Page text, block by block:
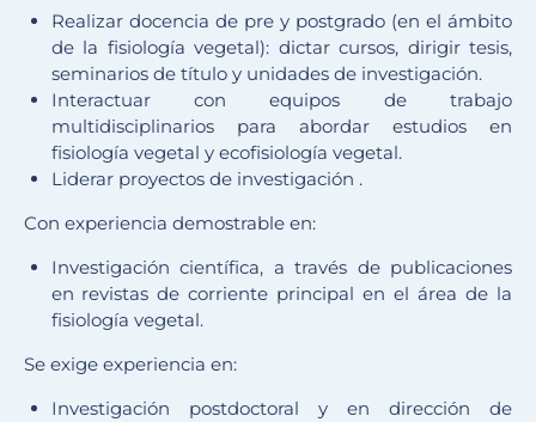
Realizar docencia de pre y postgrado (en el ámbito
de la fisiología vegetal): dictar cursos, dirigir tesis,
seminarios de título y unidades de investigación.
Interactuar con equipos de trabajo
multidisciplinarios para abordar estudios en
fisiología vegetal y ecofisiología vegetal.
Liderar proyectos de investigación .
Con experiencia demostrable en:
Investigación científica, a través de publicaciones
en revistas de corriente principal en el área de la
fisiología vegetal.
Se exige experiencia en:
Investigación postdoctoral y en dirección de